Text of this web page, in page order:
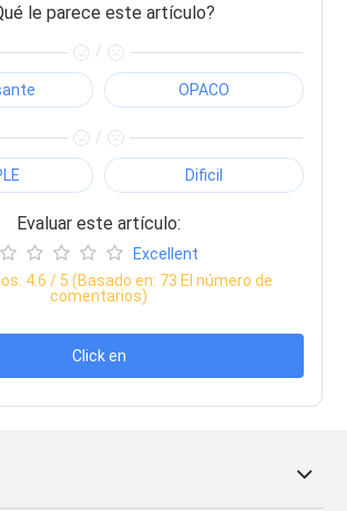
le parece este artículo?
/
OPACO
/
Dificil
Evaluar este artículo:
Excellent
4.6 / 5 (Basado en: 73 El número de
comentarios)
Click en